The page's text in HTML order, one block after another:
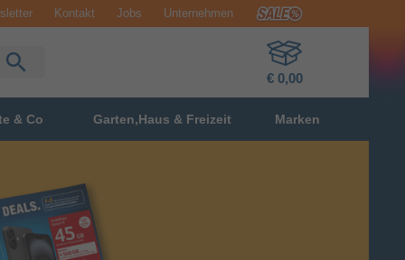
Kontakt Jobs Unternehmen
€ 0,00
& Co Garten,Haus & Freizeit Marken